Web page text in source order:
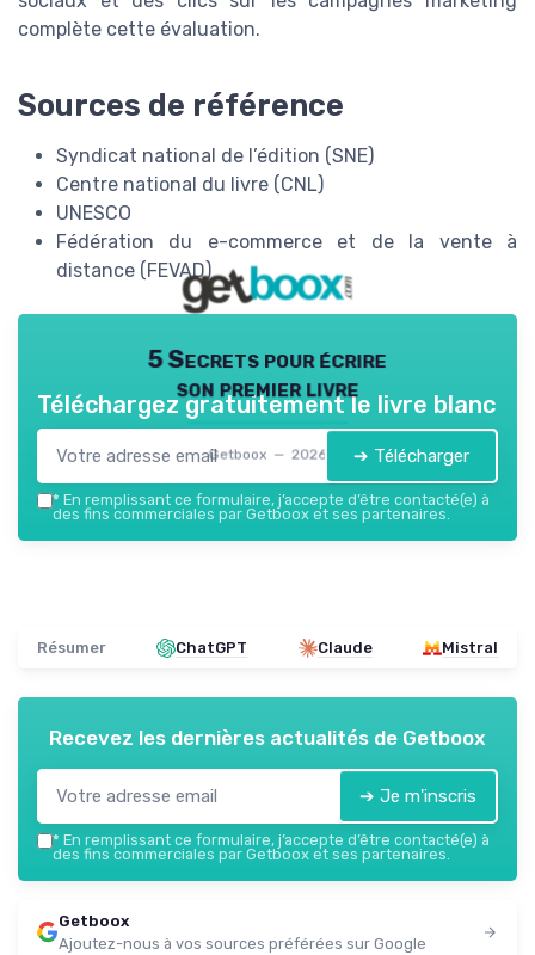
complète cette évaluation.
Sources de référence
Syndicat national de l’édition (SNE)
Centre national du livre (CNL)
UNESCO
Fédération du e-commerce et de la vente à
distance (FEVAD)
5 Secrets pour écrire
son premier livre
Getboox — 2026
Téléchargez gratuitement le livre blanc
➔ Télécharger
* En remplissant ce formulaire, j’accepte d’être contacté(e) à
des fins commerciales par Getboox et ses partenaires.
Résumer ChatGPT Claude Mistral
Recevez les dernières actualités de Getboox
➔ Je m'inscris
* En remplissant ce formulaire, j’accepte d’être contacté(e) à
des fins commerciales par Getboox et ses partenaires.
Getboox
Ajoutez-nous à vos sources préférées sur Google